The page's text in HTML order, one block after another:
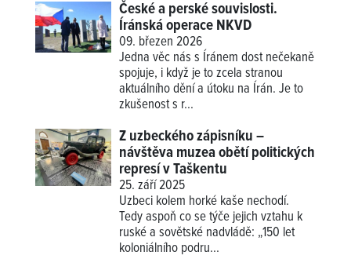
České a perské souvislosti.
Íránská operace NKVD
09. březen 2026
Jedna věc nás s Íránem dost nečekaně
spojuje, i když je to zcela stranou
aktuálního dění a útoku na Írán. Je to
zkušenost s r...
Z uzbeckého zápisníku –
návštěva muzea obětí politických
represí v Taškentu
25. září 2025
Uzbeci kolem horké kaše nechodí.
Tedy aspoň co se týče jejich vztahu k
ruské a sovětské nadvládě: „150 let
koloniálního podru...